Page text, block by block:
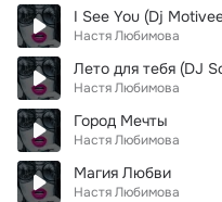
I See You (Dj
Настя Любимова
Лето для тебя (DJ
Настя Любимова
Город Мечты
Настя Любимова
Магия Любви
Настя Любимова